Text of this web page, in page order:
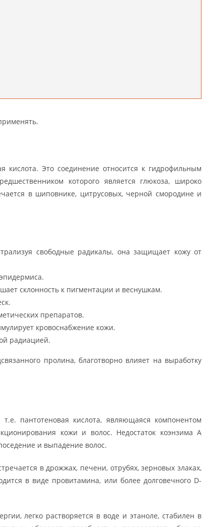
Это соединение относится к гидрофильным
которого является глюкоза, широко
в шиповнике, цитрусовых, черной смородине и
свободные радикалы, она защищает кожу от
склонность к пигментации и веснушкам.
препаратов.
кровоснабжение кожи.
радиацией.
пролина, благотворно влияет на выработку
пантотеновая кислота, являющаяся компонентом
кожи и волос. Недостаток коэнзима А
и выпадение волос.
в дрожжах, печени, отрубях, зерновых злаках,
в виде провитамина, или более долговечного D-
легко растворяется в воде и этаноле, стабилен в